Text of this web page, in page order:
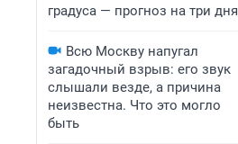
градуса — прогноз на три дня
Всю Москву напугал
загадочный взрыв: его звук
слышали везде, а причина
неизвестна. Что это могло
быть